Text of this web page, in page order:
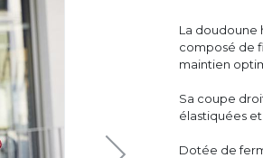
La doudoune
composé de
maintien
Sa coupe
élastiquées
Dotée de